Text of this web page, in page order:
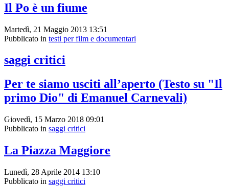
Il Po è un fiume
Martedì, 21 Maggio 2013 13:51
Pubblicato in testi per film e documentari
saggi critici
Per te siamo usciti all’aperto (Testo su "Il
primo Dio" di Emanuel Carnevali)
Giovedì, 15 Marzo 2018 09:01
Pubblicato in saggi critici
La Piazza Maggiore
Lunedì, 28 Aprile 2014 13:10
Pubblicato in saggi critici